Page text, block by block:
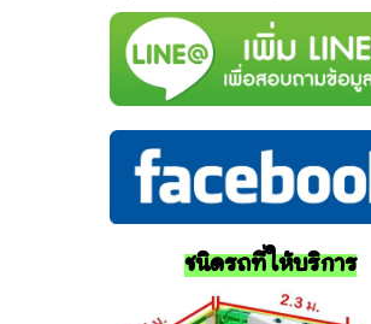
ชนิดรถที่ให้บริการ